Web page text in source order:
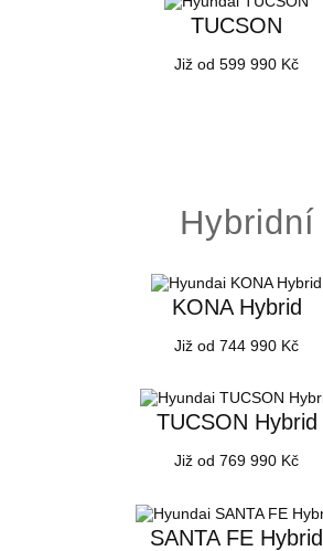
TUCSON
Již od 599 990 Kč
Hybridní
KONA Hybrid
Již od 744 990 Kč
TUCSON Hybrid
Již od 769 990 Kč
SANTA FE Hybrid